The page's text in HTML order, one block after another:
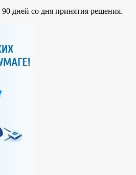
дней со дня принятия решения.